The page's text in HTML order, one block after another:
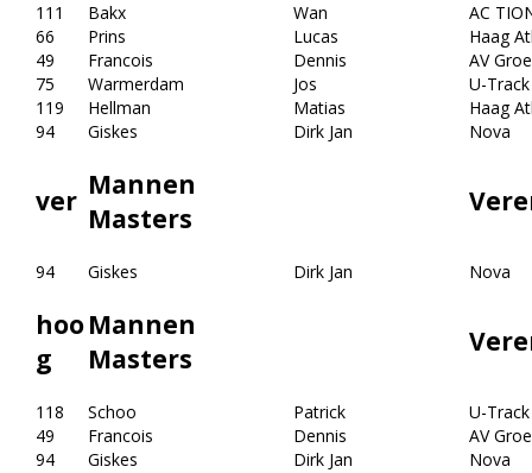
111 Bakx Wan
AC
66
Prins Lucas
Haag
49
Francois Dennis
AV
75
Warmerdam Jos
U-Track
119
Hellman Matias
Haag
94
Giskes Dirk Jan Nova
ver Mannen
Masters
94 Giskes Dirk Jan Nova
hoo
g
Mannen
Masters
118 Schoo Patrick
U-Track
49
Francois Dennis
AV
94
Giskes Dirk Jan Nova